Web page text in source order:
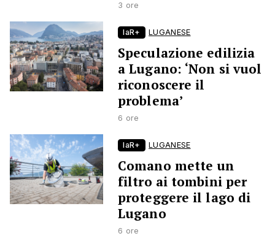
3 ore
laR+ LUGANESE
Speculazione edilizia
a Lugano: ‘Non si vuol
riconoscere il
problema’
6 ore
laR+ LUGANESE
Comano mette un
filtro ai tombini per
proteggere il lago di
Lugano
6 ore